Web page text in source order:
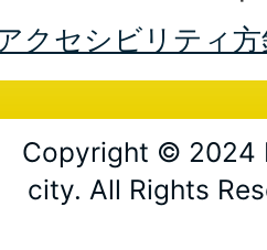
クセシビリティ方
Copyright © 2024
city. All Rights